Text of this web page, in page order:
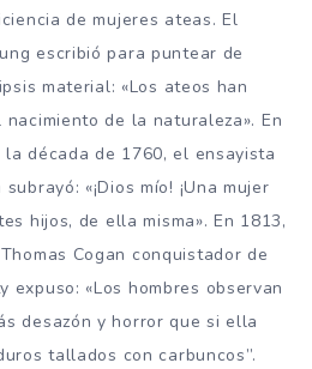
de mujeres ateas. El
escribió para puntear de
material: «Los ateos han
de la naturaleza». En
década de 1760, el ensayista
«¡Dios mío! ¡Una mujer
hijos, de ella misma». En 1813,
Cogan conquistador de
expuso: «Los hombres observan
desazón y horror que si ella
tallados con carbuncos”.